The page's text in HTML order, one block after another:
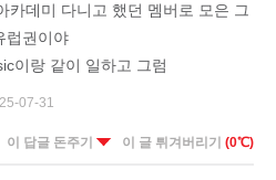
카데미 다니고 했던 멤버로 모은 그
럽권이야
이랑 같이 일하고 그럼
07-31
이 답글 돈주기 이 글 튀겨버리기 (0℃)